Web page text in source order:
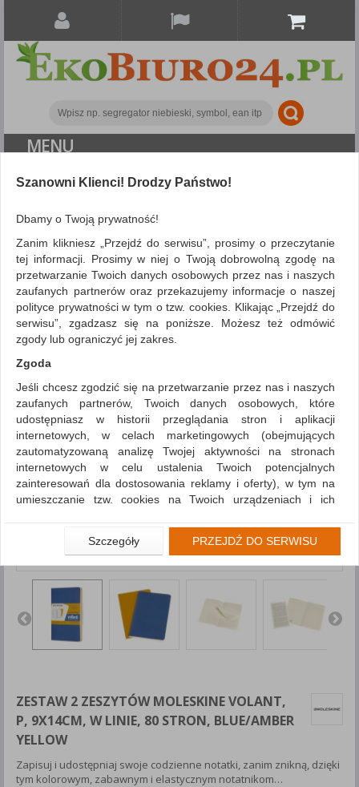
MENU
Artykuły szkolne Zeszyty
yellow
ZESTAW 2 ZESZYTÓW MOLESKINE VOLANT,
P, 9X14CM, W LINIE, 80 STRON, BLUE/AMBER
YELLOW
Zapisuj i udostępniaj swoje codzienne notatki, zanim znikną, dzięki
tym kolorowym, zabawnym i elastycznym notatnikom…
Szanowni Klienci! Drodzy Państwo!
Dbamy o Twoją prywatność!
Zanim klikniesz „Przejdź do serwisu”, prosimy o przeczytanie
tej informacji. Prosimy w niej o Twoją dobrowolną zgodę na
przetwarzanie Twoich danych osobowych przez nas i naszych
zaufanych partnerów oraz przekazujemy informacje o naszej
polityce prywatności w tym o tzw. cookies. Klikając „Przejdź do
serwisu”, zgadzasz się na poniższe. Możesz też odmówić
zgody lub ograniczyć jej zakres.
Zgoda
Jeśli chcesz zgodzić się na przetwarzanie przez nas i naszych
zaufanych partnerów, Twoich danych osobowych, które
udostępniasz w historii przeglądania stron i aplikacji
internetowych, w celach marketingowych (obejmujących
zautomatyzowaną analizę Twojej aktywności na stronach
internetowych w celu ustalenia Twoich potencjalnych
zainteresowań dla dostosowania reklamy i oferty), w tym na
umieszczanie tzw. cookies na Twoich urządzeniach i ich
Jeśli nie chcesz wyrazić zgody lub ograniczyć jej zakres, kliknij
„Szczegóły”, gdzie znajdziesz wszelkie informacje o tym jak to
naszą polityką prywatności obowiązującą od 25 maja 2018.
W przypadku użytkowników zalogowanych, aby umożliwić
prawidłową realizację Umowy z Państwem i związane z tym
prawidłowe działanie naszej strony www, a w szczególności
czy cenach indywidualnych, ważna jest Państwa wcześniejsza
zgoda której udzieliliście podczas zakładania konta.
Każda Państwa zgoda jest dobrowolna i można ją w dowolnym
momencie wycofać.
Polityka prywatności (rozwiń)
Szczegóły PRZEJDŹ DO SERWISU